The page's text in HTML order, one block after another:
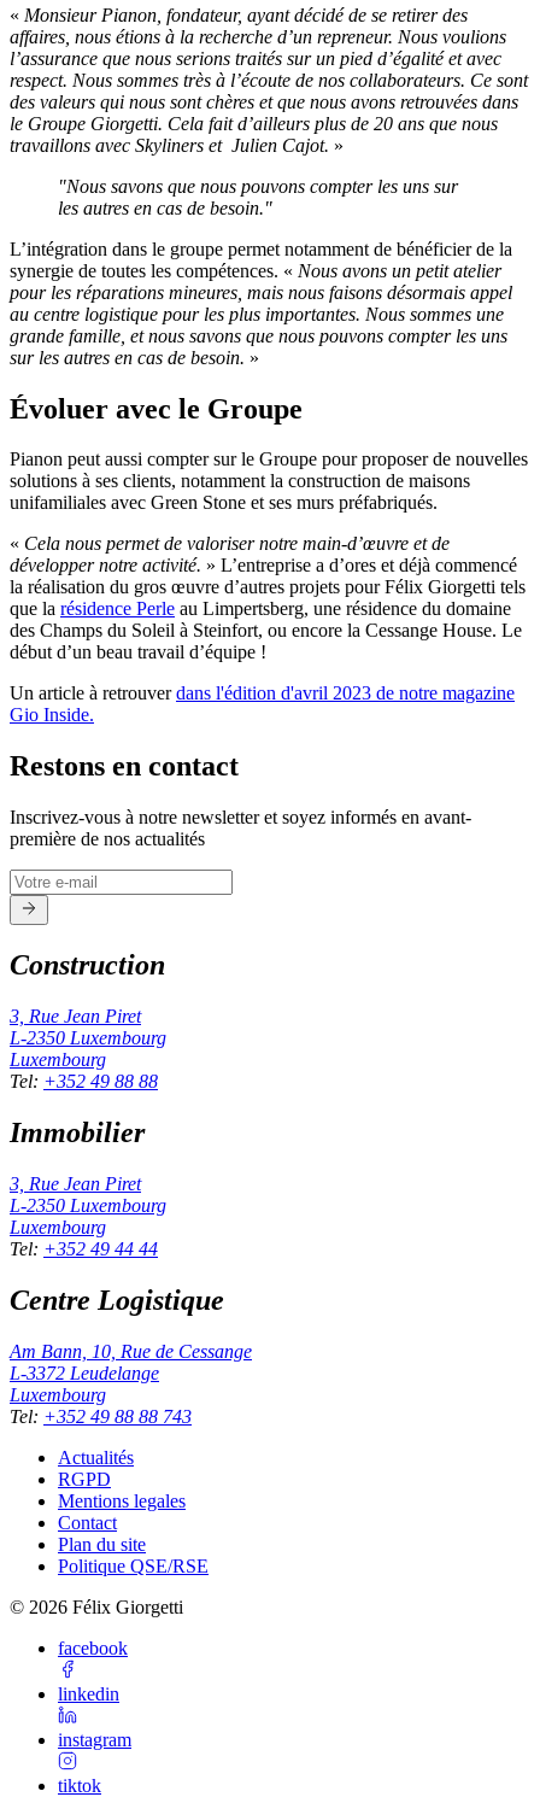
« Monsieur Pianon, fondateur, ayant décidé de se retirer des
affaires, nous étions à la recherche d’un repreneur. Nous voulions
l’assurance que nous serions traités sur un pied d’égalité et avec
respect. Nous sommes très à l’écoute de nos collaborateurs. Ce sont
des valeurs qui nous sont chères et que nous avons retrouvées dans
le Groupe Giorgetti. Cela fait d’ailleurs plus de 20 ans que nous
travaillons avec Skyliners et Julien Cajot. »
"Nous savons que nous pouvons compter les uns sur
les autres en cas de besoin."
L’intégration dans le groupe permet notamment de bénéficier de la
synergie de toutes les compétences. « Nous avons un petit atelier
pour les réparations mineures, mais nous faisons désormais appel
au centre logistique pour les plus importantes. Nous sommes une
grande famille, et nous savons que nous pouvons compter les uns
sur les autres en cas de besoin. »
Évoluer avec le Groupe
Pianon peut aussi compter sur le Groupe pour proposer de nouvelles
solutions à ses clients, notamment la construction de maisons
unifamiliales avec Green Stone et ses murs préfabriqués.
« Cela nous permet de valoriser notre main-d’œuvre et de
développer notre activité. » L’entreprise a d’ores et déjà commencé
la réalisation du gros œuvre d’autres projets pour Félix Giorgetti tels
que la résidence Perle au Limpertsberg, une résidence du domaine
des Champs du Soleil à Steinfort, ou encore la Cessange House. Le
début d’un beau travail d’équipe !
Un article à retrouverdans l'édition d'avril 2023 de notre magazine
Gio Inside.
Restons en contact
Inscrivez-vous à notre newsletter et soyez informés en avant-
première de nos actualités
Construction
3, Rue Jean Piret
L-2350 Luxembourg
Luxembourg
Tel: +352 49 88 88
Immobilier
3, Rue Jean Piret
L-2350 Luxembourg
Luxembourg
Tel: +352 49 44 44
Centre Logistique
Am Bann, 10, Rue de Cessange
L-3372 Leudelange
Luxembourg
Tel: +352 49 88 88 743
Actualités
RGPD
Mentions legales
Contact
Plan du site
Politique QSE/RSE
© 2026 Félix Giorgetti
facebook
linkedin
instagram
tiktok